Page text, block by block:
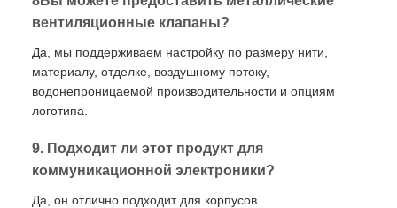
вентиляционные клапаны?
Да, мы поддерживаем настройку по размеру нити,
материалу, отделке, воздушному потоку,
водонепроницаемой производительности и опциям
логотипа.
9. Подходит ли этот продукт для
коммуникационной электроники?
Да, он отлично подходит для корпусов